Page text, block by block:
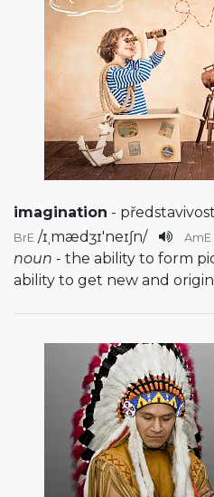
imagination -
BrE /ɪˌmædʒɪ'neɪʃn/ AmE
noun - the ability to form
ability to get new and